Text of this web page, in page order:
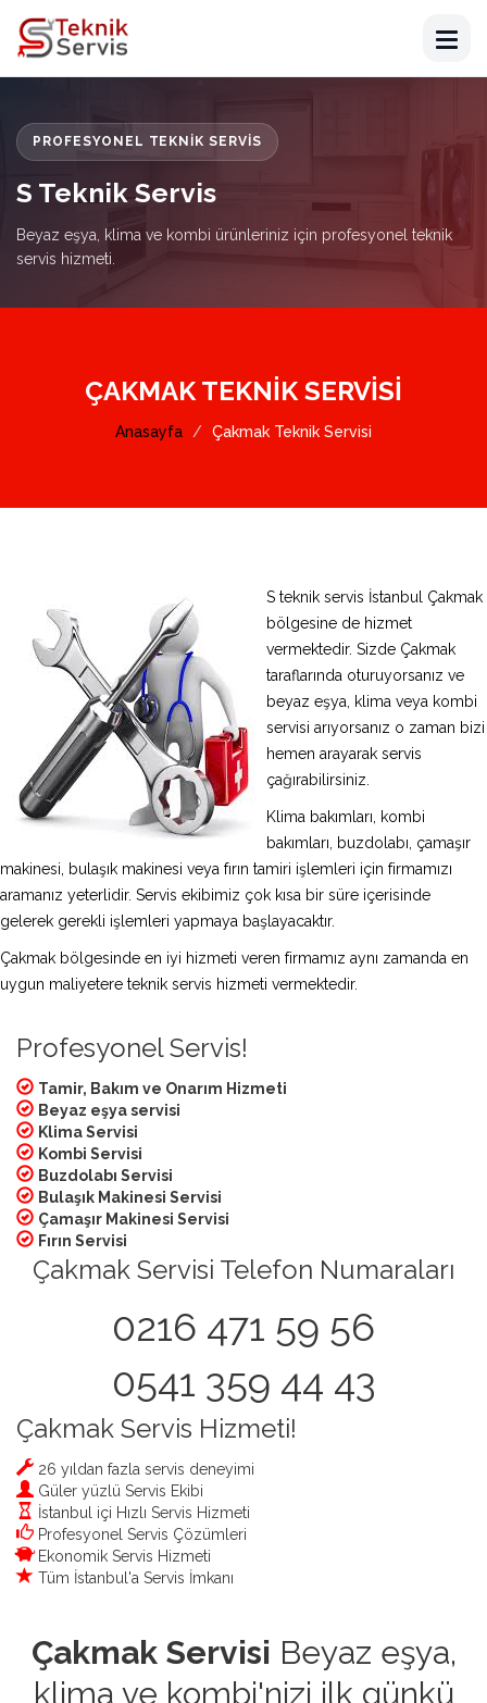
PROFESYONEL TEKNIK SERVIS
S Teknik Servis
Beyaz eşya, klima ve kombi ürünleriniz için profesyonel teknik
servis hizmeti.
ÇAKMAK TEKNIK SERVISI
Anasayfa Çakmak Teknik Servisi
S teknik servis İstanbul Çakmak
bölgesine de hizmet
vermektedir. Sizde Çakmak
taraflarında oturuyorsanız ve
beyaz eşya, klima veya kombi
servisi arıyorsanız o zaman bizi
hemen arayarak servis
çağırabilirsiniz.
Klima bakımları, kombi
bakımları, buzdolabı, çamaşır
makinesi, bulaşık makinesi veya fırın tamiri işlemleri için firmamızı
aramanız yeterlidir. Servis ekibimiz çok kısa bir süre içerisinde
gelerek gerekli işlemleri yapmaya başlayacaktır.
Çakmak bölgesinde en iyi hizmeti veren firmamız aynı zamanda en
uygun maliyetere teknik servis hizmeti vermektedir.
Profesyonel Servis!
Tamir, Bakım ve Onarım Hizmeti
Beyaz eşya servisi
Klima Servisi
Kombi Servisi
Buzdolabı Servisi
Bulaşık Makinesi Servisi
Çamaşır Makinesi Servisi
Fırın Servisi
Çakmak Servisi Telefon Numaraları
0216 471 59 56
0541 359 44 43
Çakmak Servis Hizmeti!
26 yıldan fazla servis deneyimi
Güler yüzlü Servis Ekibi
İstanbul içi Hızlı Servis Hizmeti
Profesyonel Servis Çözümleri
Ekonomik Servis Hizmeti
Tüm İstanbul'a Servis İmkanı
Çakmak Servisi Beyaz eşya,
klima ve kombi'nizi ilk günkü